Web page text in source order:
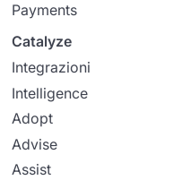
Payments
Catalyze
Integrazioni
Intelligence
Adopt
Advise
Assist